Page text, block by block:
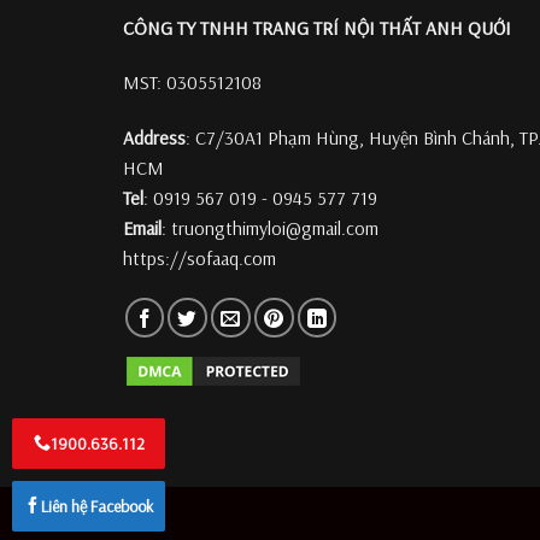
CÔNG TY TNHH TRANG TRÍ NỘI THẤT ANH QUỚI
MST: 0305512108
Address: C7/30A1 Phạm Hùng, Huyện Bình Chánh, TP.
HCM
Tel: 0919 567 019 - 0945 577 719
Email: truongthimyloi@gmail.com
https://sofaaq.com
1900.636.112
Liên hệ Facebook